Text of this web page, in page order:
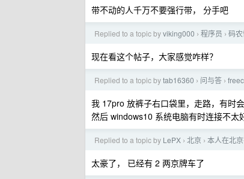
带不动的人千万不要强行带， 分手吧
Replied to a topic byviking000 › 程序员 › 码
现在看这个帖子，大家感觉咋样？
Replied to a topic bytab16360 › 问与答 ›
我 17pro 放裤子右口袋里，走路，有时
然后 windows10 系统电脑有时连接不太
Replied to a topic by LePX › 北京 › 本人在北
太豪了， 已经有 2 两京牌车了